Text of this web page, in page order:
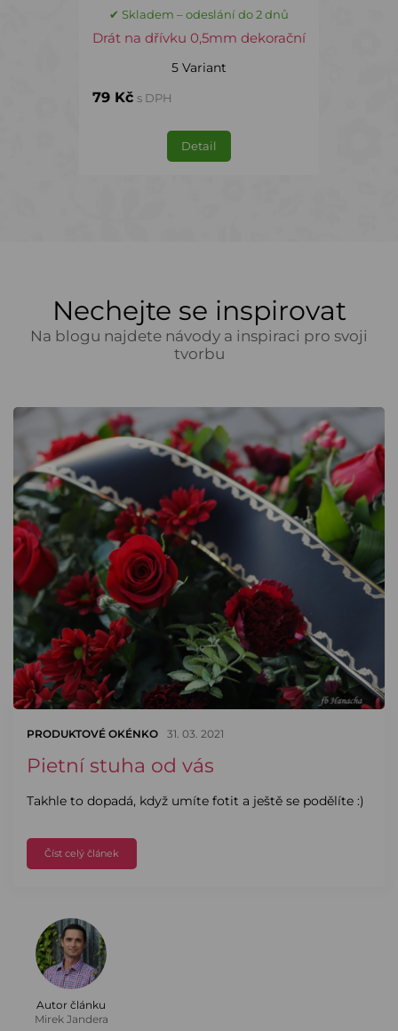
✔ Skladem – odeslání do 2 dnů
Drát na dřívku 0,5mm dekorační
5 Variant
79 Kč s DPH
Detail
Nechejte se inspirovat
Na blogu najdete návody a inspiraci pro svoji
tvorbu
PRODUKTOVÉ OKÉNKO 31. 03. 2021
Pietní stuha od vás
Takhle to dopadá, když umíte fotit a ještě se podělíte :)
Číst celý článek
Autor článku
Mirek Jandera